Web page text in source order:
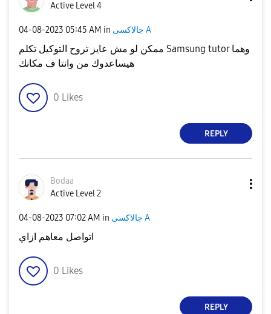
Active Level 4
‎04-08-2023 05:45 AM in جالاكسى A
ممكن لو مش عايز تروح التوكيل تكلم Samsung tutor وهما
هيساعدوك من وانتا ف مكانك
0 Likes
REPLY
Bodaa
Active Level 2
‎04-08-2023 07:02 AM in جالاكسى A
اتواصل معاهم ازاي
0 Likes
REPLY